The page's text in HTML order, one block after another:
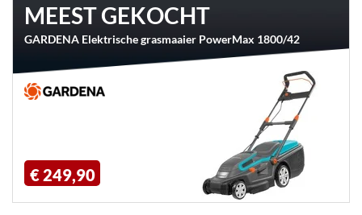
MEEST GEKOCHT
GARDENA Elektrische grasmaaier PowerMax 1800/42
€ 249,90